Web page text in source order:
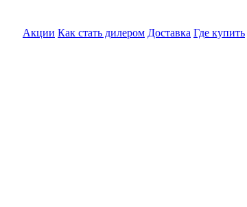
Акции Как стать дилером Доставка Где купить